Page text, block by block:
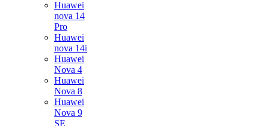
Huawei
nova 14
Pro
Huawei
nova 14i
Huawei
Nova 4
Huawei
Nova 8
Huawei
Nova 9
SE